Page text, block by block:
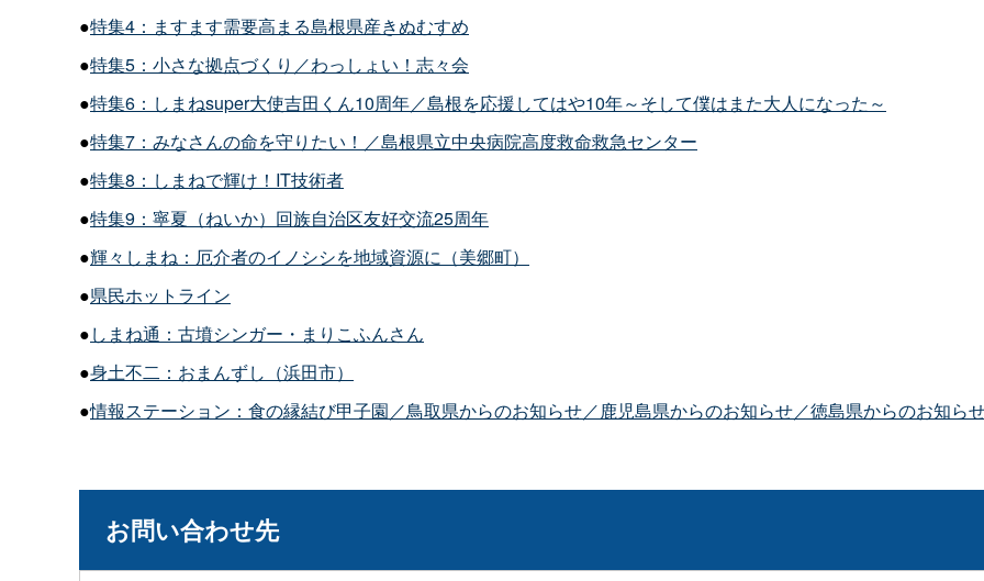
●特集4：ますます需要高まる島根県産きぬむすめ
●特集5：小さな拠点づくり／わっしょい！志々会
●特集6：しまねsuper大使吉田くん10周年／島根を応援してはや10年～そして僕はまた大人になった～
●特集7：みなさんの命を守りたい！／島根県立中央病院高度救命救急センター
●特集8：しまねで輝け！IT技術者
●特集9：寧夏（ねいか）回族自治区友好交流25周年
●輝々しまね：厄介者のイノシシを地域資源に（美郷町）
●県民ホットライン
●しまね通：古墳シンガー・まりこふんさん
●身土不二：おまんずし（浜田市）
●情報ステーション：食の縁結び甲子園／鳥取県からのお知らせ／鹿児島県からのお知らせ／徳島県からのお知ら
お問い合わせ先